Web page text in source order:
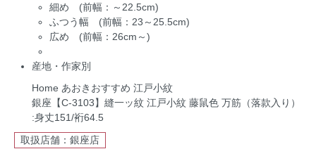
細め (前幅：～22.5cm)
ふつう幅 (前幅：23～25.5cm)
広め (前幅：26cm～)
産地・作家別
Home あおきおすすめ 江戸小紋
銀座【C-3103】縫一ッ紋 江戸小紋 藤鼠色 万筋（落款入り）
:身丈151/裄64.5
取扱店舗：銀座店